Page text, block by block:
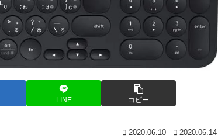
LINE コピー
2020.06.10 2020.06.14